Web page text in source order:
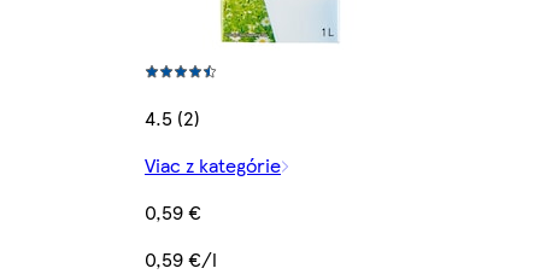
4.5 (2)
Viac z kategórie
0,59 €
0,59 €/l